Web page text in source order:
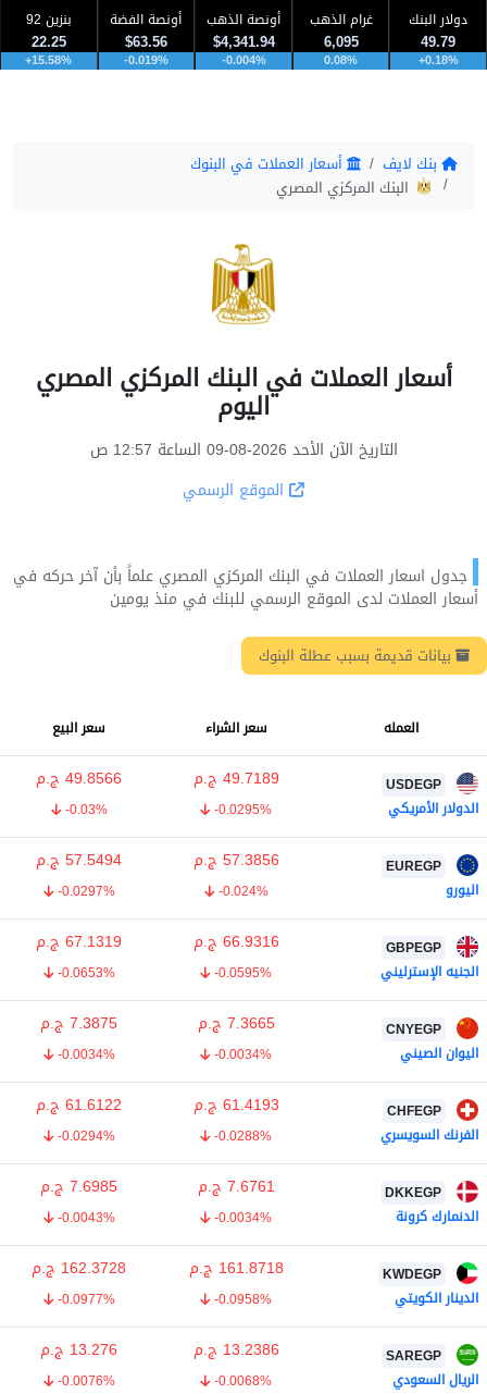
دولار البنك
49.79
+0.18%
غرام الذهب
6,095
0.08%
أونصة الذهب
$4,341.94
-0.004%
أونصة الفضة
$63.56
-0.019%
بنزين 92
22.25
+15.58%
بنك لايف
أسعار العملات في البنوك
البنك المركزي المصري
أسعار العملات في البنك المركزي المصري
اليوم
التاريخ الآن الأحد 2026-08-09 الساعة 12:57 ص
الموقع الرسمي
جدول اسعار العملات في البنك المركزي المصري علماً بأن آخر حركه في
أسعار العملات لدى الموقع الرسمي للبنك في منذ يومين
بيانات قديمة بسبب عطلة البنوك
العمله سعر الشراء سعر البيع
USDEGP
الدولار الأمريكي
49.7189 ج.م
-0.0295%
49.8566 ج.م
-0.03%
EUREGP
اليورو
57.3856 ج.م
-0.024%
57.5494 ج.م
-0.0297%
GBPEGP
الجنيه الإسترليني
66.9316 ج.م
-0.0595%
67.1319 ج.م
-0.0653%
CNYEGP
اليوان الصيني
7.3665 ج.م
-0.0034%
7.3875 ج.م
-0.0034%
CHFEGP
الفرنك السويسري
61.4193 ج.م
-0.0288%
61.6122 ج.م
-0.0294%
DKKEGP
الدنمارك كرونة
7.6761 ج.م
-0.0034%
7.6985 ج.م
-0.0043%
KWDEGP
الدينار الكويتي
161.8718 ج.م
-0.0958%
162.3728 ج.م
-0.0977%
SAREGP
الريال السعودي
13.2386 ج.م
-0.0068%
13.276 ج.م
-0.0076%